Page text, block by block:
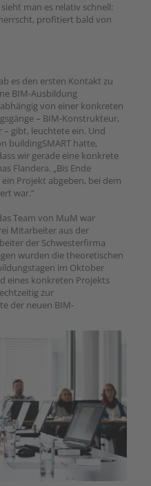
man es relativ schnell:
profitiert bald von
es den ersten Kontakt zu
BIM-Ausbildung
von einer konkreten
– BIM-Konstrukteur,
gibt, leuchtete ein. Und
buildingSMART hatte,
wir gerade eine konkrete
Flandera. „Bis Ende
Projekt abgeben, bei dem
war.“
Team von MuM war
Mitarbeiter aus der
der Schwesterfirma
wurden die theoretischen
im Oktober
eines konkreten Projekts
zur
der neuen BIM-